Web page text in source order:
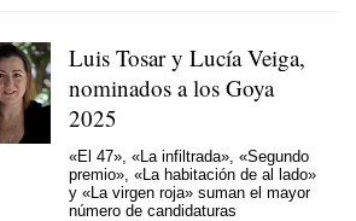
Luis Tosar y Lucía Veiga,
nominados a los Goya
2025
«El 47», «La infiltrada», «Segundo
premio», «La habitación de al lado»
y «La virgen roja» suman el mayor
número de candidaturas